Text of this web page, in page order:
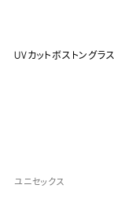
UVカットボストングラス
ユニセックス